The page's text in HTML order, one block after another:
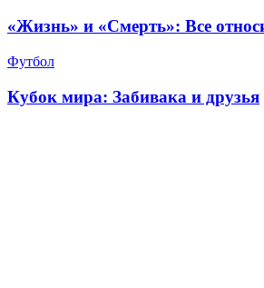
«Жизнь» и «Смерть»: Все
Футбол
Кубок мира: Забивака и друзья